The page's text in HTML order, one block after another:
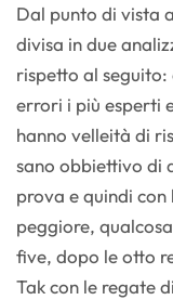
Dal punto di vista
divisa in due
rispetto al
errori i più esperti
hanno velleità di
sano obbiettivo di
prova e quindi
peggiore,
five, dopo le otto
Tak con le regate